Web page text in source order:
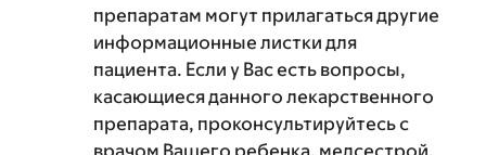
препаратам могут прилагаться другие
информационные листки для
пациента. Если у Вас есть вопросы,
касающиеся данного лекарственного
препарата, проконсультируйтесь с
врачом Вашего ребенка, медсестрой,